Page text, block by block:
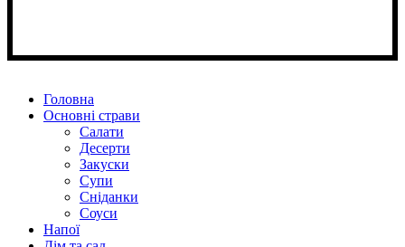
Головна
Основні страви
Салати
Десерти
Закуски
Супи
Сніданки
Соуси
Напої